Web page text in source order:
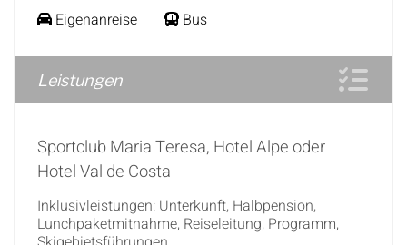
Eigenanreise Bus
Leistungen
Sportclub Maria Teresa, Hotel Alpe oder
Hotel Val de Costa
Inklusivleistungen: Unterkunft, Halbpension,
Lunchpaketmitnahme, Reiseleitung, Programm,